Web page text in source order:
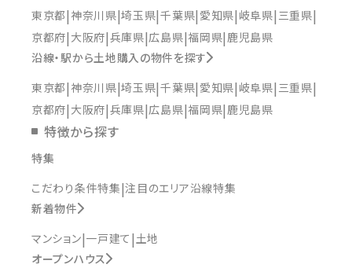
東京都 神奈川県 埼玉県 千葉県 愛知県 岐阜県 三重県
京都府 大阪府 兵庫県 広島県 福岡県 鹿児島県
沿線・駅から土地購入の物件を探す
東京都 神奈川県 埼玉県 千葉県 愛知県 岐阜県 三重県
京都府 大阪府 兵庫県 広島県 福岡県 鹿児島県
特徴から探す
特集
こだわり条件特集 注目のエリア沿線特集
新着物件
マンション 一戸建て 土地
オープンハウス